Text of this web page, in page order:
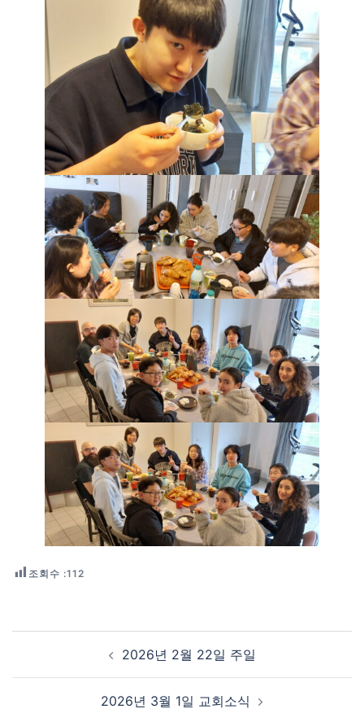
조회수 :112
Post navigation
2026년 2월 22일 주일
2026년 3월 1일 교회소식